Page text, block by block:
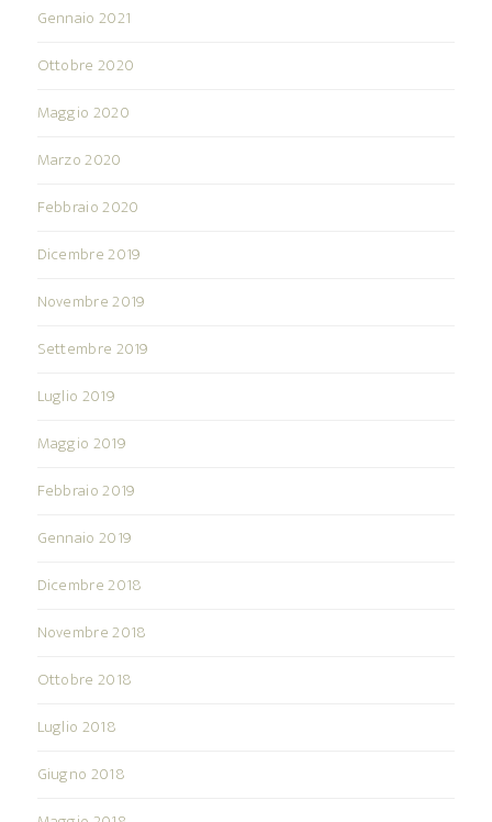
Gennaio 2021
Ottobre 2020
Maggio 2020
Marzo 2020
Febbraio 2020
Dicembre 2019
Novembre 2019
Settembre 2019
Luglio 2019
Maggio 2019
Febbraio 2019
Gennaio 2019
Dicembre 2018
Novembre 2018
Ottobre 2018
Luglio 2018
Giugno 2018